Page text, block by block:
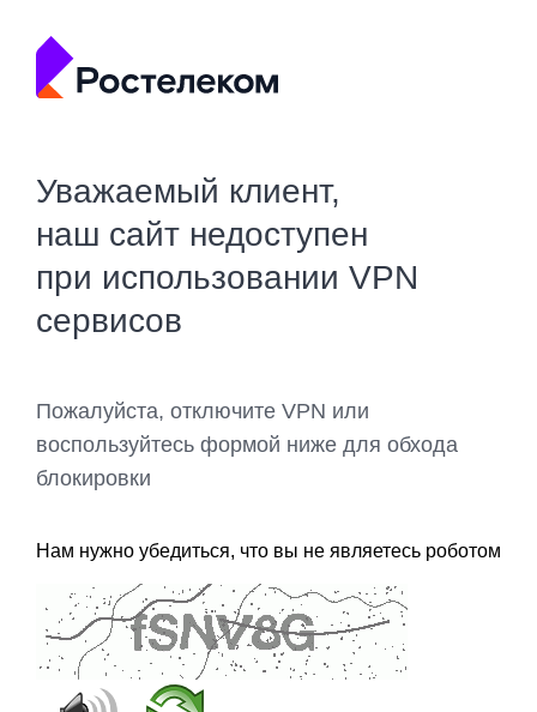
Уважаемый клиент,
наш сайт недоступен
при использовании VPN
сервисов
Пожалуйста, отключите VPN или
воспользуйтесь формой ниже для обхода
блокировки
Нам нужно убедиться, что вы не являетесь роботом